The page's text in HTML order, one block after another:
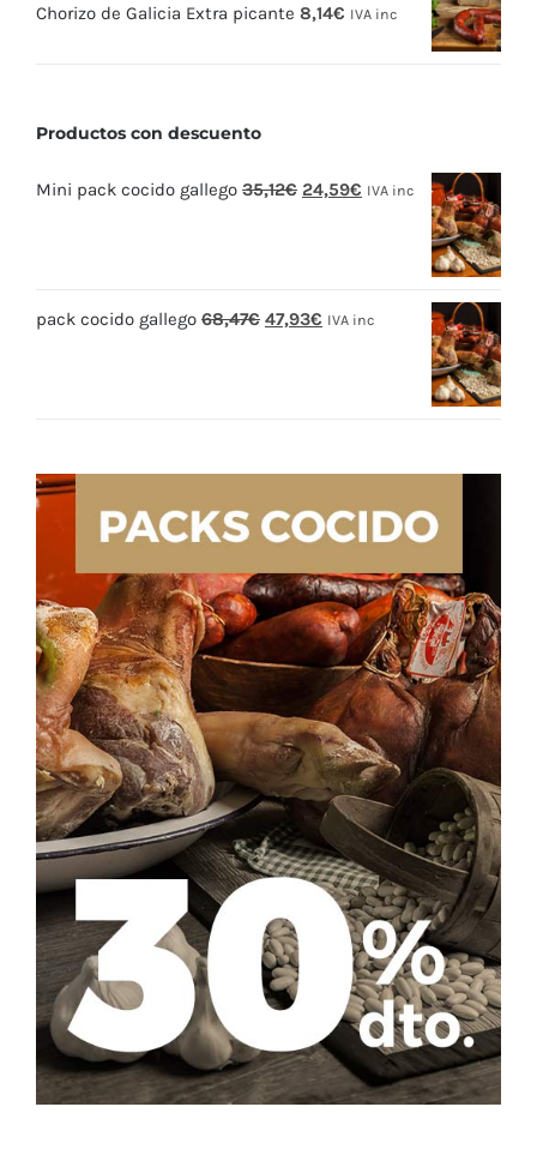
Chorizo de Galicia Extra picante 8,14€ IVA inc
Productos con descuento
Mini pack cocido gallego 35,12€ El
35,12€.
24,59€ El
24,59€.
IVA inc
pack cocido gallego 68,47€ El
47,93€ El
IVA inc